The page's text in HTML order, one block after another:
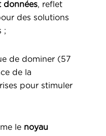
données, reflet
des solutions
;
de dominer (57
de la
pour stimuler
le noyau